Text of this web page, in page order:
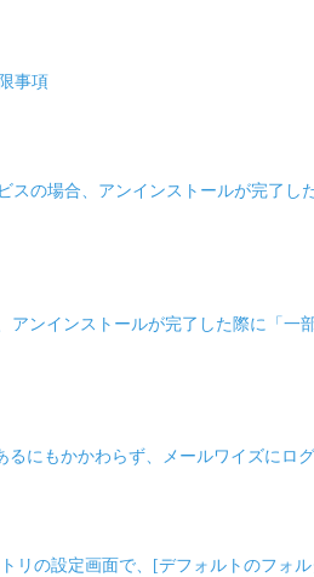
事項
の場合、アンインストールが完了し
ンインストールが完了した際に「一
にもかかわらず、メールワイズにロ
リの設定画面で、[デフォルトのフォ